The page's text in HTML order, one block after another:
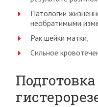
Патологии
необратимыми
Рак шейки матки;
Сильное